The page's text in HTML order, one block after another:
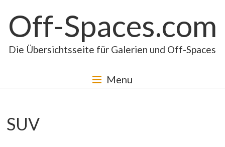
content
Off-Spaces.com
Die Übersichtsseite für Galerien und Off-Spaces
Menu
SUV